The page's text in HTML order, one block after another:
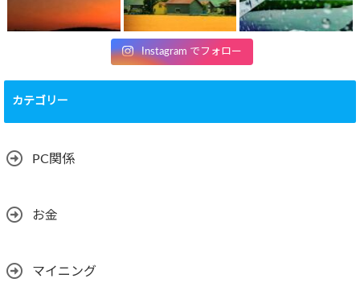
Instagram でフォロー
カテゴリー
PC関係
お金
マイニング